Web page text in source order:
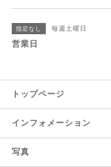
指定なし 毎週土曜日
営業日
トップページ
インフォメーション
写真